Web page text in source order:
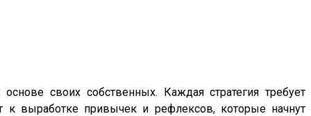
своих собственных. Каждая стратегия требует
к выработке привычек и рефлексов, которые начнут